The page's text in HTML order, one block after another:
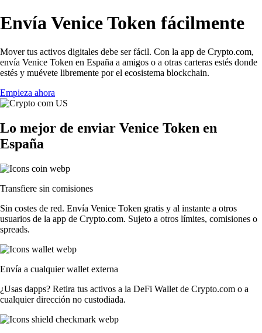
Envía Venice Token fácilmente
Mover tus activos digitales debe ser fácil. Con la app de Crypto.com,
envía Venice Token en España a amigos o a otras carteras estés donde
estés y muévete libremente por el ecosistema blockchain.
Empieza ahora
Lo mejor de enviar Venice Token en
España
Transfiere sin comisiones
Sin costes de red. Envía Venice Token gratis y al instante a otros
usuarios de la app de Crypto.com. Sujeto a otros límites, comisiones o
spreads.
Envía a cualquier wallet externa
¿Usas dapps? Retira tus activos a la DeFi Wallet de Crypto.com o a
cualquier dirección no custodiada.